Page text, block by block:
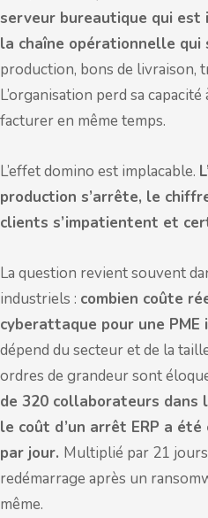
serveur bureautique qui est
la chaîne opérationnelle
production, bons de livraison,
L’organisation perd sa
facturer en même temps.
L’effet domino est implacable.
production s’arrête, le
clients s’impatientent et
La question revient souvent
industriels : combien coûte
cyberattaque pour une
dépend du secteur et de la
ordres de grandeur sont
de 320 collaborateurs dans
le coût d’un arrêt ERP a
par jour. Multiplié par 21
redémarrage après un
même.